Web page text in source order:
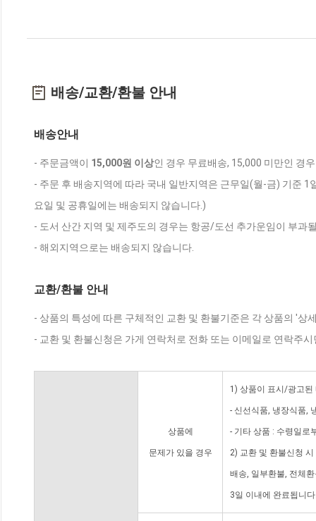
배송/교환/환불 안내
배송안내
- 주문금액이 15,000원 이상인 경우 무료배송, 15,000 미만인 경
- 주문 후 배송지역에 따라 국내 일반지역은 근무일(월-금) 기준
요일 및 공휴일에는 배송되지 않습니다.)
- 도서 산간 지역 및 제주도의 경우는 항공/도선 추가운임이 부과
- 해외지역으로는 배송되지 않습니다.
교환/환불 안내
- 상품의 특성에 따른 구체적인 교환 및 환불기준은 각 상품의 '상
- 교환 및 환불신청은 가게 연락처로 전화 또는 이메일로 연락주
상품에
문제가 있을 경우
1) 상품이 표시/광고된
- 신선식품, 냉장식품,
- 기타 상품 : 수령일로
2) 교환 및 환불신청
배송, 일부환불, 전체
3일 이내에 완료됩니